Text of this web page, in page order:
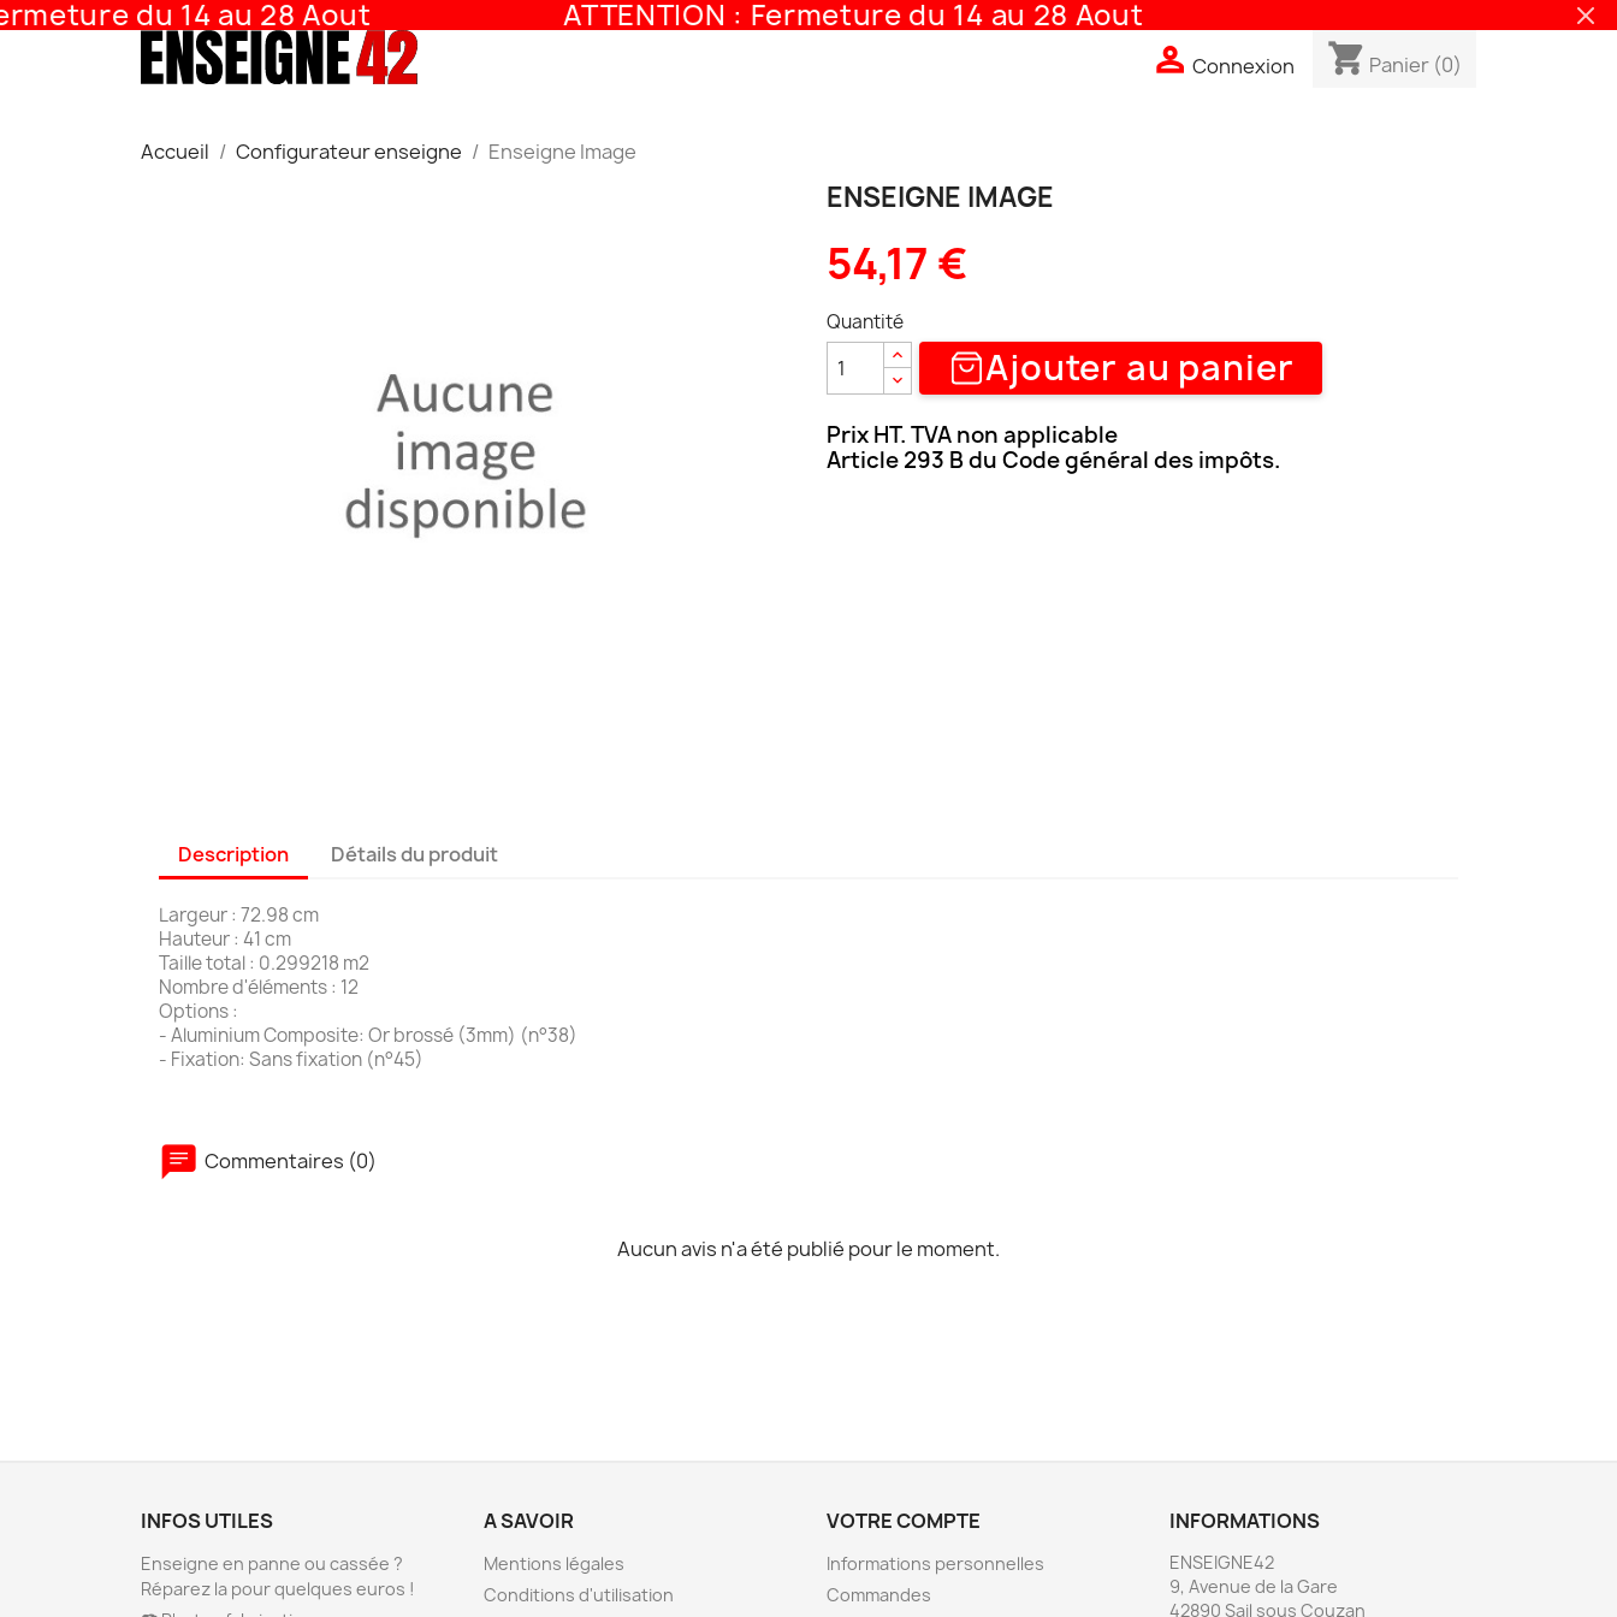
du 14 au 28 Aout ATTENTION : Fermeture du 14 au 28 Aout
 Connexion shopping_cart Panier (0)
Accueil Configurateur enseigne Enseigne Image
ENSEIGNE IMAGE
54,17 €
Quantité
Ajouter au panier
Prix HT. TVA non applicable
Article 293 B du Code général des impôts.
Description Détails du produit
Largeur : 72.98 cm
Hauteur : 41 cm
Taille total : 0.299218 m2
Nombre d'éléments : 12
Options :
- Aluminium Composite: Or brossé (3mm) (n°38)
- Fixation: Sans fixation (n°45)
Commentaires (0)
Aucun avis n'a été publié pour le moment.
INFOS UTILES
Enseigne en panne ou cassée ?
Réparez la pour quelques euros !
A SAVOIR
Mentions légales
Conditions d'utilisation
VOTRE COMPTE
Informations personnelles
Commandes
INFORMATIONS
ENSEIGNE42
9, Avenue de la Gare
42890 Sail sous Couzan